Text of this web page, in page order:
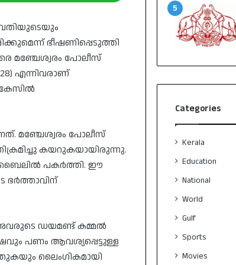
ഭീഷണിപ്പെടുത്തി
മഞ്ചേശ്വരം പോലീസ്
എന്നിവരാണ്
മഞ്ചേശ്വരം പോലീസ്
കയറുകയായിരുന്നു.
പകർത്തി. ഈ
ഭർത്താവിന്
ഡയമണ്ട് കമ്മൽ
പണം ആവശ്യപ്പെട്ടുള്ള
ലൈംഗികമായി
Categories
Kerala
Education
National
World
Gulf
Sports
Movies